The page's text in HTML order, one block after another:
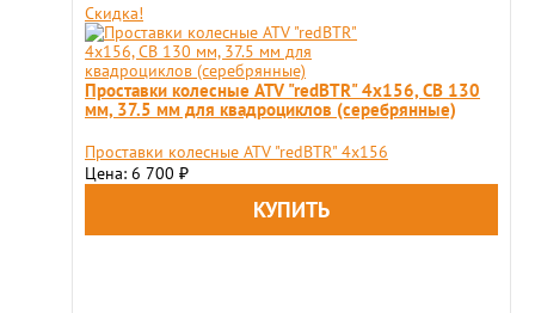
Скидка!
Проставки колесные ATV "redBTR" 4x156, СВ 130
мм, 37.5 мм для квадроциклов (серебрянные)
Проставки колесные ATV "redBTR" 4x156
Цена: 6 700 ₽